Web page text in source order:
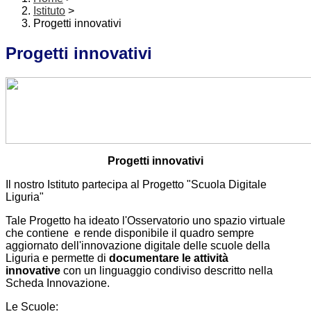
Istituto >
Progetti innovativi
Progetti innovativi
Progetti innovativi
Il nostro Istituto partecipa al Progetto "Scuola Digitale
Liguria"
Tale Progetto ha ideato l'Osservatorio uno spazio virtuale
che contiene e rende disponibile il quadro sempre
aggiornato dell'innovazione digitale delle scuole della
Liguria e permette di documentare le attività
innovative con un linguaggio condiviso descritto nella
Scheda Innovazione.
Le Scuole: